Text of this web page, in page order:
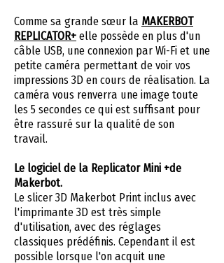
Comme sa grande sœur la MAKERBOT
REPLICATOR+elle possède en plus d'un
câble USB, une connexion par Wi-Fi et une
petite caméra permettant de voir vos
impressions 3D en cours de réalisation. La
caméra vous renverra une image toute
les 5 secondes ce qui est suffisant pour
être rassuré sur la qualité de son
travail.
Le logiciel de la Replicator Mini +de
Makerbot.
Le slicer 3D Makerbot Print inclus avec
l'imprimante 3D est très simple
d'utilisation, avec des réglages
classiques prédéfinis. Cependant il est
possible lorsque l'on acquit une